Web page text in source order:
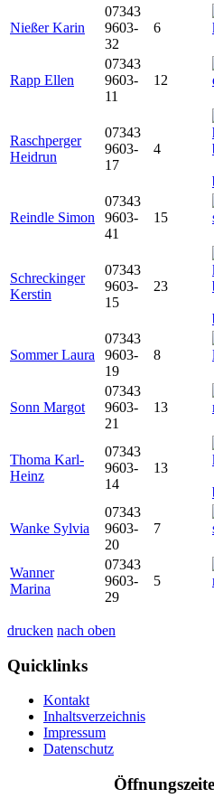
Nießer Karin
07343
9603-
32
6
Rapp Ellen
07343
9603-
11
12
Raschperger
Heidrun
07343
9603-
17
4
Reindle Simon
07343
9603-
41
15
Schreckinger
Kerstin
07343
9603-
15
23
Sommer Laura
07343
9603-
19
8
Sonn Margot
07343
9603-
21
13
Thoma Karl-
Heinz
07343
9603-
14
13
Wanke Sylvia
07343
9603-
20
7
Wanner
Marina
07343
9603-
29
5
drucken nach oben
Quicklinks
Kontakt
Inhaltsverzeichnis
Impressum
Datenschutz